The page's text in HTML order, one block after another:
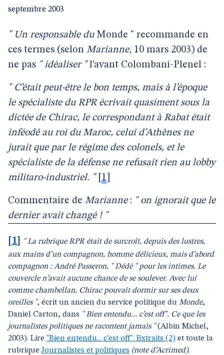
septembre 2003
" Un responsable duMonde " recommande en
ces termes (selon Marianne, 10 mars 2003) de
ne pas " idéaliser "l’avant Colombani-Plenel :
" C’était peut-être le bon temps, mais à l’époque
le spécialiste du RPR écrivait quasiment sous la
dictée de Chirac, le correspondant à Rabat était
inféodé au roi du Maroc, celui d’Athènes ne
jurait que par le régime des colonels, et le
spécialiste de la défense ne refusait rien au lobby
militaro-industriel. "[ 1
Commentaire de Marianne: " on ignorait que le
dernier avait changé ! "
1
" La rubrique RPR était de surcroît, depuis des lustres,
aux mains d’un compagnon, homme délicieux, mais d’abord
compagnon : André Passeron, " Dédé " pour les intimes. Le
couvercle n’avait aucune chance de se soulever. Avec lui
comme chambellan, Chirac pouvait dormir sur ses deux
oreilles ", écrit un ancien du service politique du Monde,
Daniel Carton, dans " Bien entendu... c’est off". Ce que les
journalistes politiques ne racontent jamais "(Albin Michel,
2003). Lire "Bien entendu... c’est off". Extraits (2) et toute la
rubriqueJournalistes et politiques (note d’Acrimed).